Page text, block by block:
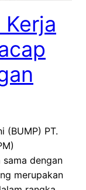
(BUMP) PT.
dengan
merupakan